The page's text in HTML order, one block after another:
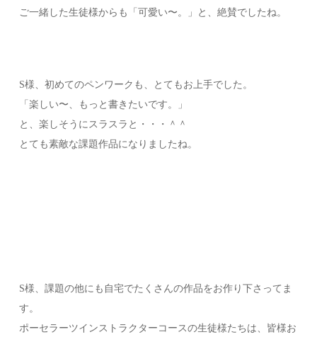
ご一緒した生徒様からも「可愛い〜。」と、絶賛でしたね。
S様、初めてのペンワークも、とてもお上手でした。
「楽しい〜、もっと書きたいです。」
と、楽しそうにスラスラと・・・＾＾
とても素敵な課題作品になりましたね。
S様、課題の他にも自宅でたくさんの作品をお作り下さってま
す。
ポーセラーツインストラクターコースの生徒様たちは、皆様お